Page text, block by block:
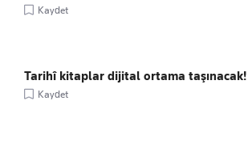
Kaydet
Tarihî kitaplar dijital ortama taşınacak!
Kaydet